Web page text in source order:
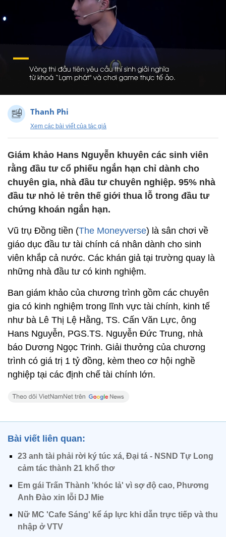
Thanh Phi
Xem các bài viết của tác giả
Giám khảo Hans Nguyễn khuyên các sinh viên
rằng đầu tư cổ phiếu ngắn hạn chỉ dành cho
chuyên gia, nhà đầu tư chuyên nghiệp. 95% nhà
đầu tư nhỏ lẻ trên thế giới thua lỗ trong đầu tư
chứng khoán ngắn hạn.
Vũ trụ Đồng tiền (The Moneyverse) là sân chơi về
giáo dục đầu tư tài chính cá nhân dành cho sinh
viên khắp cả nước. Các khán giả tại trường quay là
những nhà đầu tư có kinh nghiệm.
Ban giám khảo của chương trình gồm các chuyên
gia có kinh nghiệm trong lĩnh vực tài chính, kinh tế
như bà Lê Thị Lệ Hằng, TS. Cấn Văn Lực, ông
Hans Nguyễn, PGS.TS. Nguyễn Đức Trung, nhà
báo Dương Ngọc Trinh. Giải thưởng của chương
trình có giá trị 1 tỷ đồng, kèm theo cơ hội nghề
nghiệp tại các định chế tài chính lớn.
Bài viết liên quan:
23 anh tài phải rời ký túc xá, Đại tá - NSND Tự Long
cảm tác thành 21 khổ thơ
Em gái Trấn Thành 'khóc lả' vì sợ độ cao, Phương
Anh Đào xin lỗi DJ Mie
Nữ MC 'Cafe Sáng' kể áp lực khi dẫn trực tiếp và thu
nhập ở VTV